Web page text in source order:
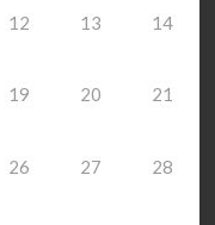
12 13 14
19 20 21
26 27 28